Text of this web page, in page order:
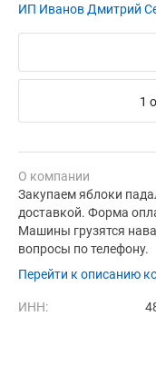
ИП Иванов Дмитрий
1
О компании
Закупаем яблоки
доставкой. Форма
Машины грузятся
вопросы по телефону.
Перейти к описанию
ИНН: